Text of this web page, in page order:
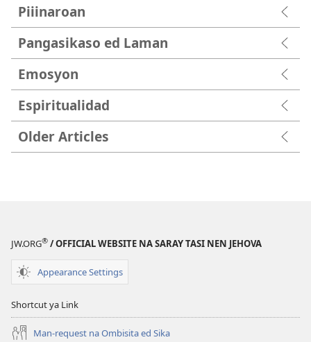
Piiinaroan
Pangasikaso ed Laman
Emosyon
Espiritualidad
Older Articles
JW.ORG® / OFFICIAL WEBSITE NA SARAY TASI NEN JEHOVA
Appearance Settings
Shortcut ya Link
Man-request na Ombisita ed Sika